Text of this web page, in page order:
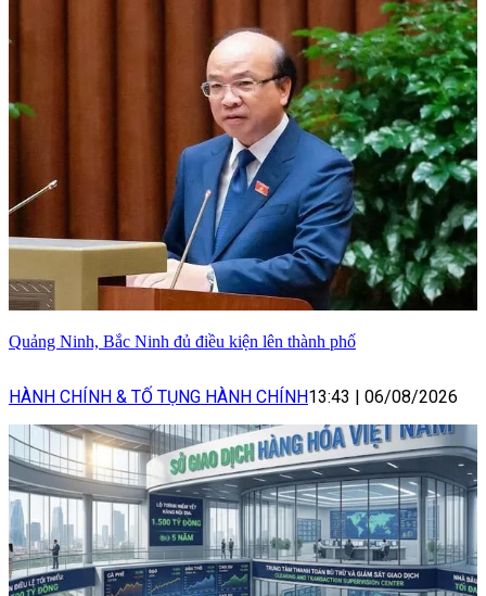
Quảng Ninh, Bắc Ninh đủ điều kiện lên thành phố
HÀNH CHÍNH & TỐ TỤNG HÀNH CHÍNH13:43 06/08/2026